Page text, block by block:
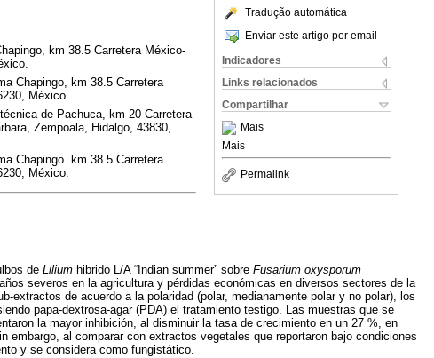
Tradução automática
Enviar este artigo por email
Indicadores
Links relacionados
Compartilhar
Mais
Mais
Permalink
km 38.5 Carretera México-
Chapingo, km 38.5 Carretera
México.
de Pachuca, km 20 Carretera
Zempoala, Hidalgo, 43830,
Chapingo. km 38.5 Carretera
México.
de Lilium hibrido L/A “Indian summer” sobre Fusarium oxysporum
severos en la agricultura y pérdidas económicas en diversos sectores de la
extractos de acuerdo a la polaridad (polar, medianamente polar y no polar), los
papa-dextrosa-agar (PDA) el tratamiento testigo. Las muestras que se
la mayor inhibición, al disminuir la tasa de crecimiento en un 27 %, en
embargo, al comparar con extractos vegetales que reportaron bajo condiciones
y se considera como fungistático.